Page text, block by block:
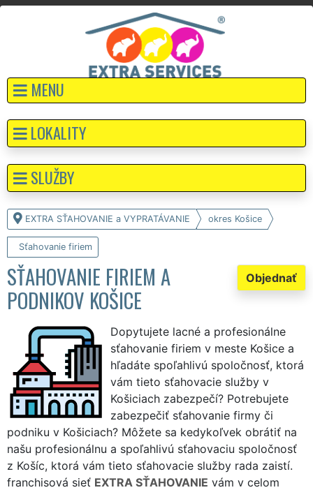
MENU
EXTRA SŤAHOVANIE a VYPRATÁVANIE okres Košice
Sťahovanie firiem
Objednať
SŤAHOVANIE FIRIEM A
PODNIKOV KOŠICE
Dopytujete lacné a profesionálne
sťahovanie firiem v meste Košice a
hľadáte spoľahlivú spoločnosť, ktorá
vám tieto sťahovacie služby v
Košiciach zabezpečí? Potrebujete
zabezpečiť sťahovanie firmy či
podniku v Košiciach? Môžete sa kedykoľvek obrátiť na
našu profesionálnu a spoľahlivú sťahovaciu spoločnosť
z Košíc, ktorá vám tieto sťahovacie služby rada zaistí.
franchisová sieť EXTRA SŤAHOVANIE vám v celom
LOKALITY
SLUŽBY